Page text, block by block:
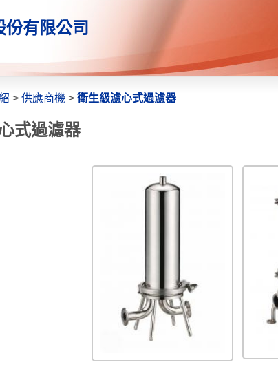
份有限公司
> 供應商機 > 衛生級濾心式過濾器
式過濾器